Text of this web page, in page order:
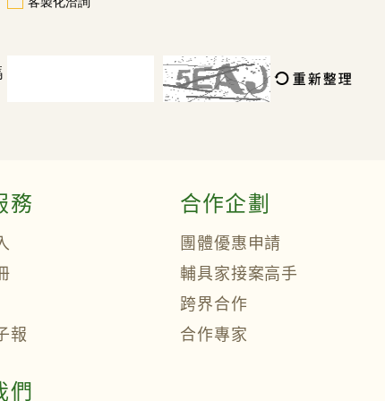
務
報
合作企劃
團體優惠申請
輔具家接案高手
跨界合作
合作專家
們